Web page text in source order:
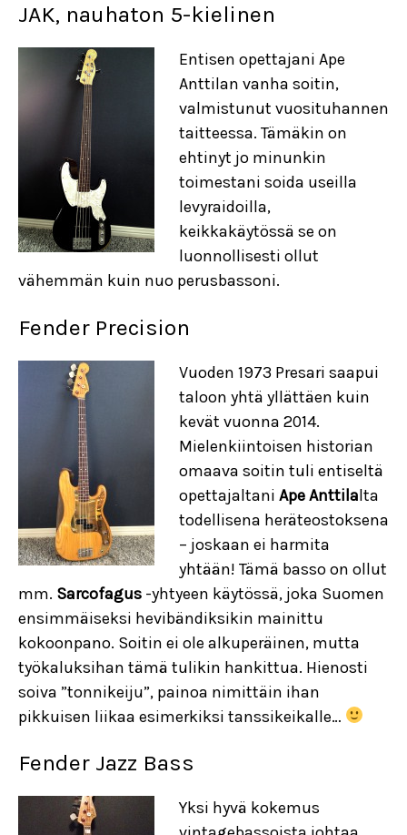
JAK, nauhaton 5-kielinen
Entisen opettajani Ape
Anttilan vanha soitin,
valmistunut vuosituhannen
taitteessa. Tämäkin on
ehtinyt jo minunkin
toimestani soida useilla
levyraidoilla,
keikkakäytössä se on
luonnollisesti ollut
vähemmän kuin nuo perusbassoni.
Fender Precision
Vuoden 1973 Presari saapui
taloon yhtä yllättäen kuin
kevät vuonna 2014.
Mielenkiintoisen historian
omaava soitin tuli entiseltä
opettajaltani Ape Anttilalta
todellisena heräteostoksena
– joskaan ei harmita
yhtään! Tämä basso on ollut
mm. Sarcofagus -yhtyeen käytössä, joka Suomen
ensimmäiseksi hevibändiksikin mainittu
kokoonpano. Soitin ei ole alkuperäinen, mutta
työkaluksihan tämä tulikin hankittua. Hienosti
soiva ”tonnikeiju”, painoa nimittäin ihan
pikkuisen liikaa esimerkiksi tanssikeikalle…
Fender Jazz Bass
Yksi hyvä kokemus